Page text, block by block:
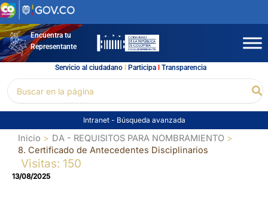
Ir
al
contenidoEncuentra tu
Representante
Servicio al ciudadano l Participal Transparencia
por:
Intranet - Búsqueda avanzada
Inicio
DA - REQUISITOS PARA NOMBRAMIENTO
8. Certificado de Antecedentes Disciplinarios
Visitas: 150
13/08/2025